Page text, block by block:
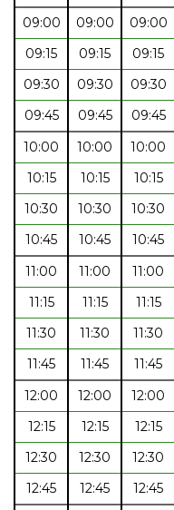
09:00
09:00 09:00
09:15
09:15 09:15
09:30
09:30 09:30
09:45
09:45 09:45
10:00
10:00 10:00
10:15
10:15 10:15
10:30
10:30 10:30
10:45
10:45 10:45
11:00
11:00 11:00
11:15
11:15 11:15
11:30
11:30 11:30
11:45
11:45 11:45
12:00
12:00 12:00
12:15
12:15 12:15
12:30
12:30 12:30
12:45
12:45 12:45